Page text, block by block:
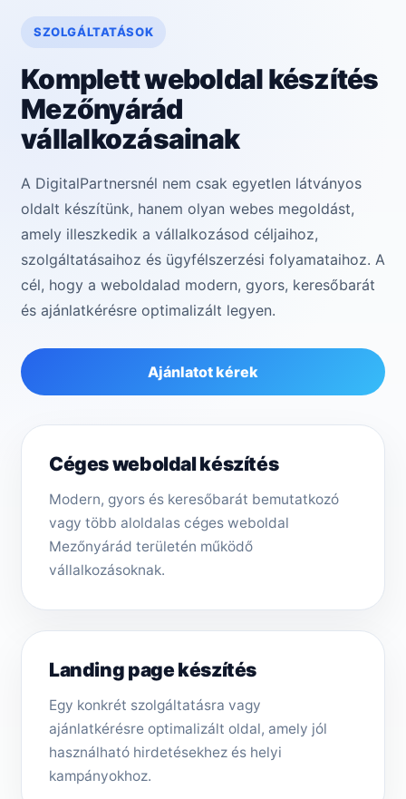
SZOLGÁLTATÁSOK
Komplett weboldal készítés
Mezőnyárád
vállalkozásainak
A DigitalPartnersnél nem csak egyetlen látványos
oldalt készítünk, hanem olyan webes megoldást,
amely illeszkedik a vállalkozásod céljaihoz,
szolgáltatásaihoz és ügyfélszerzési folyamataihoz. A
cél, hogy a weboldalad modern, gyors, keresőbarát
és ajánlatkérésre optimalizált legyen.
Ajánlatot kérek
Céges weboldal készítés
Modern, gyors és keresőbarát bemutatkozó
vagy több aloldalas céges weboldal
Mezőnyárád területén működő
vállalkozásoknak.
Landing page készítés
Egy konkrét szolgáltatásra vagy
ajánlatkérésre optimalizált oldal, amely jól
használható hirdetésekhez és helyi
kampányokhoz.